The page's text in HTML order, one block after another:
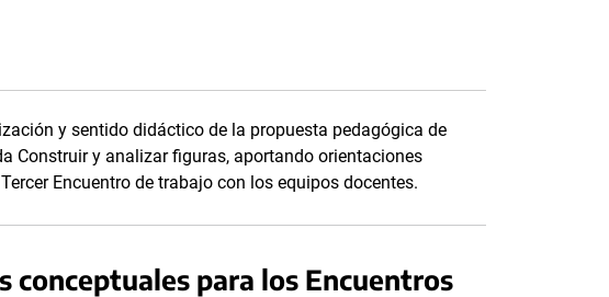
y sentido didáctico de la propuesta pedagógica de
Construir y analizar figuras, aportando orientaciones
Encuentro de trabajo con los equipos docentes.
conceptuales para los Encuentros